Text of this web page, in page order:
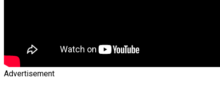
Advertisement